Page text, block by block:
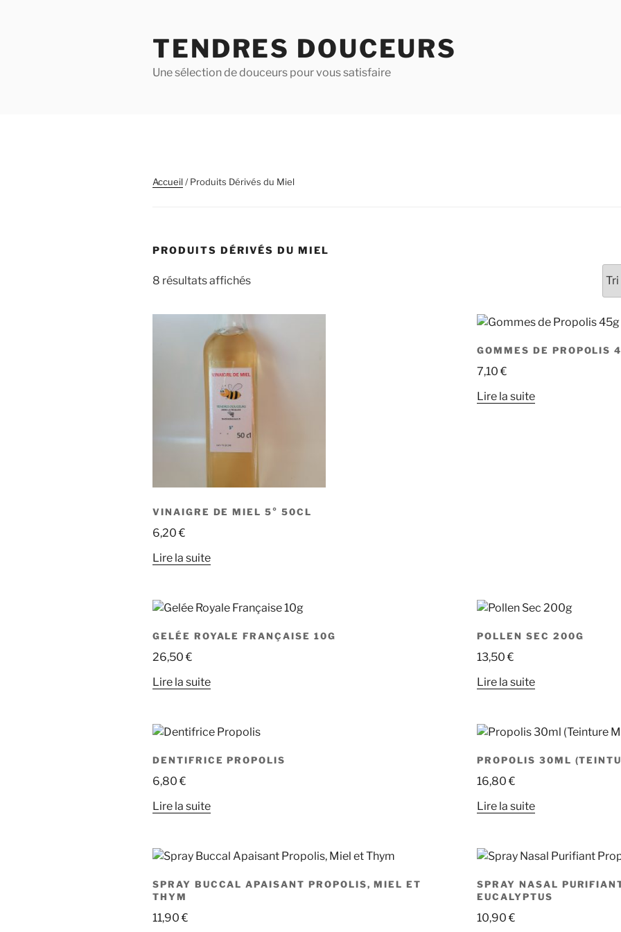
TENDRES DOUCEURS
Une sélection de douceurs pour vous satisfaire
Accueil/ Produits Dérivés du Miel
PRODUITS DÉRIVÉS DU MIEL
8 résultats affichésTrié
plus
récent
au
ancien
VINAIGRE DE MIEL 5° 50CL
6,20€
Lire la suite
GOMMES DE PROPOLIS
7,10€
Lire la suite
GELÉE ROYALE FRANÇAISE 10G
26,50€
Lire la suite
POLLEN SEC 200G
13,50€
Lire la suite
DENTIFRICE PROPOLIS
6,80€
Lire la suite
PROPOLIS 30ML
16,80€
Lire la suite
SPRAY BUCCAL APAISANT PROPOLIS, MIEL ET
THYM
11,90€
SPRAY NASAL
EUCALYPTUS
10,90€